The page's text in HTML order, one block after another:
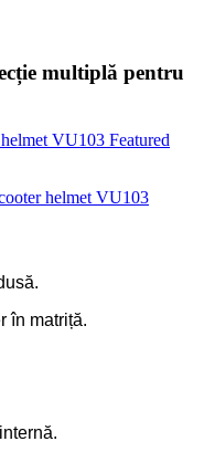
multiplă pentru
în matriță.